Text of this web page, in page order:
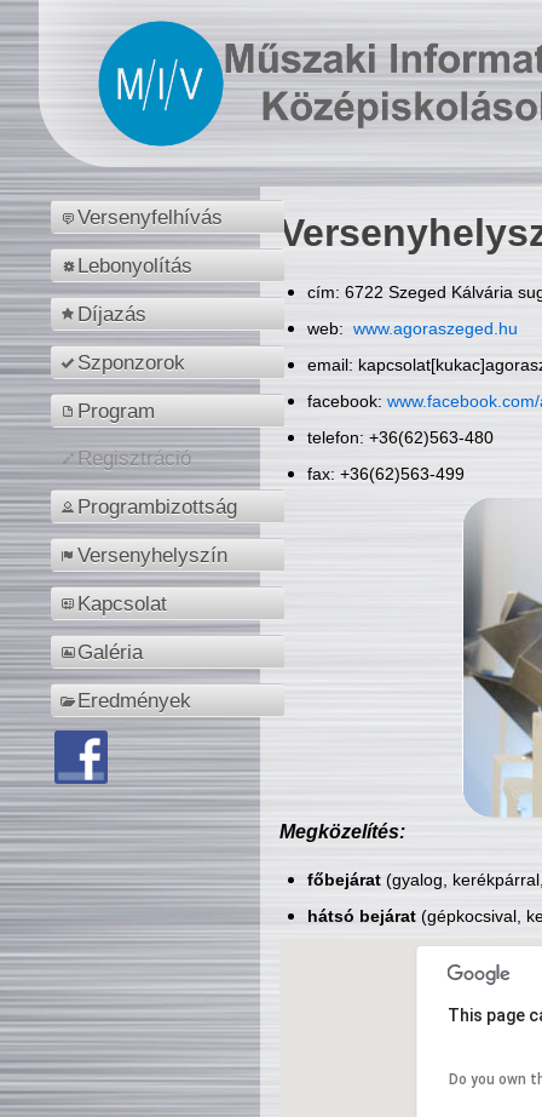
Versenyfelhívás
Lebonyolítás
Díjazás
Szponzorok
Program
Regisztráció
Programbizottság
Versenyhelyszín
Kapcsolat
Galéria
Eredmények
cím: 6722 Szeged Kálvária
web: www.agoraszeged.hu
email:
facebook:
telefon: +36(62)563-480
fax: +36(62)563-499
Megközelítés:
főbejárat(gyalog,
hátsó bejárat(gépkocsival,
This page
Do you own